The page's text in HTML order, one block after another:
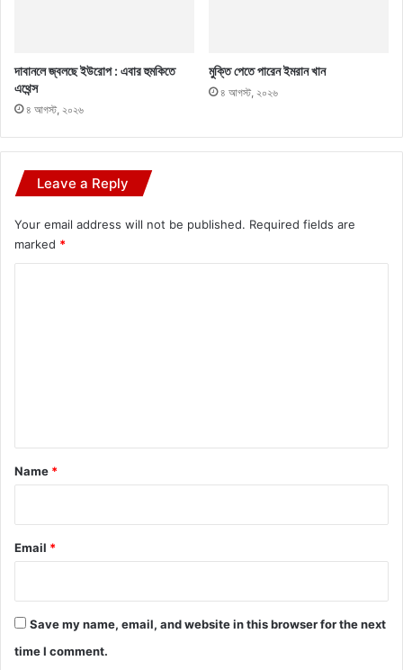
দাবানলে জ্বলছে ইউরোপ : এবার হুমকিতে
এথেন্স
৪ আগস্ট, ২০২৬
মুক্তি পেতে পারেন ইমরান খান
৪ আগস্ট, ২০২৬
Leave a Reply
Your email address will not be published. Required fields are
marked *
*
Name *
Email *
Save my name, email, and website in this browser for the next
time I comment.